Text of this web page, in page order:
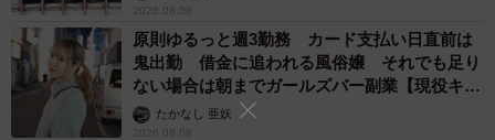
2026.08.08
原則ゆるっと週3勤務 カード支払い日直前は
鬼出勤 借金に追われる風俗嬢 それでも足り
ない場合は朝までガールズバー副業【現役キャ
ストに取材】
たかなし 亜妖
2026.08.08